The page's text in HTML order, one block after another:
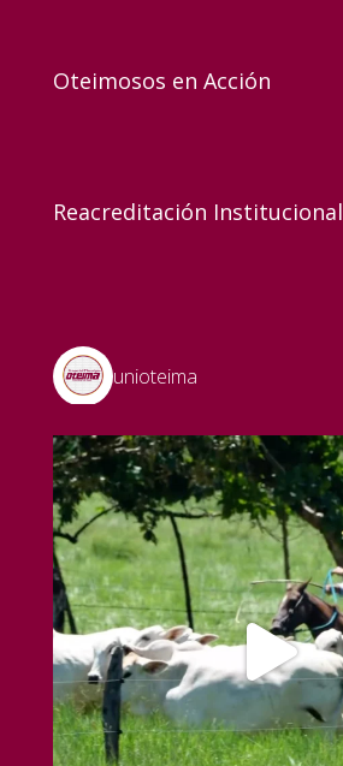
Oteimosos en Acción
Reacreditación Institucional
unioteima